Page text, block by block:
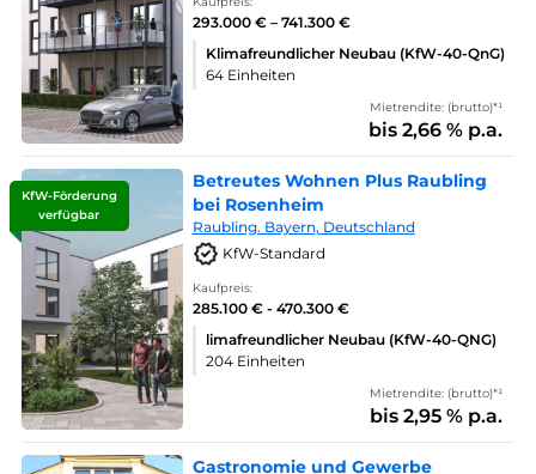
293.000 € – 741.300 €
Klimafreundlicher Neubau (KfW-40-QnG)
64 Einheiten
Mietrendite: (brutto)*¹
bis 2,66 % p.a.
KfW-Förderung
verfügbar
Betreutes Wohnen Plus Raubling
bei Rosenheim
Raubling. Bayern, Deutschland
KfW-Standard
Kaufpreis:
285.100 € - 470.300 €
limafreundlicher Neubau (KfW-40-QNG)
204 Einheiten
Mietrendite: (brutto)*¹
bis 2,95 % p.a.
Gastronomie und Gewerbe